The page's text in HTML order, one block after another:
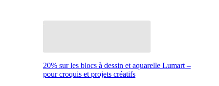
20% sur les blocs à dessin et aquarelle Lumart –
pour croquis et projets créatifs